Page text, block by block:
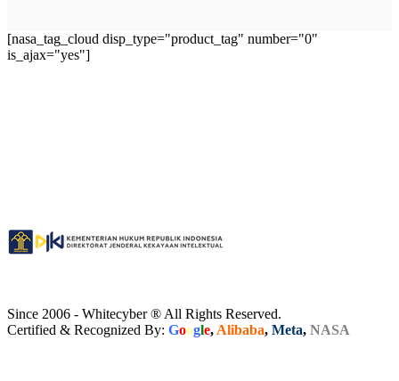
[nasa_tag_cloud disp_type="product_tag" number="0"
is_ajax="yes"]
Since 2006 - Whitecyber ® All Rights Reserved.
Certified & Recognized By: Google, Alibaba, Meta, NASA